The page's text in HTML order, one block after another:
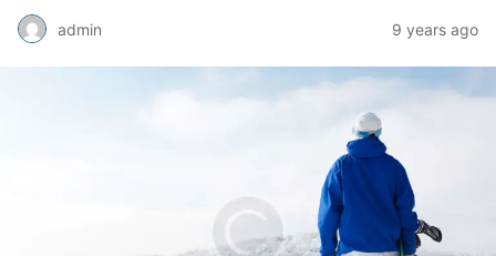
admin 9 years ago